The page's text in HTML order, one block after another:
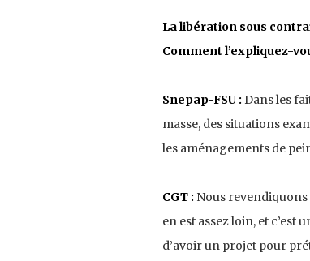
La libération sous
Comment l’expliquez-
Snepap-FSU : Dans les
masse, des situations
les aménagements de
CGT : Nous
en est assez loin, et c’est
d’avoir un projet pour